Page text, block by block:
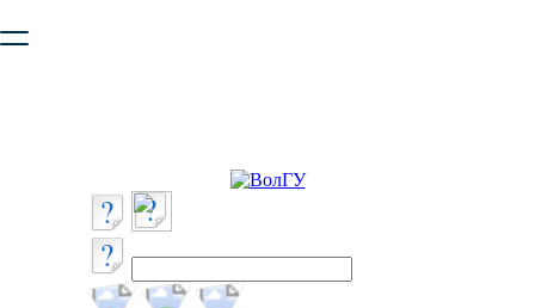
безопасную работу с сайтом. Пожалуйста